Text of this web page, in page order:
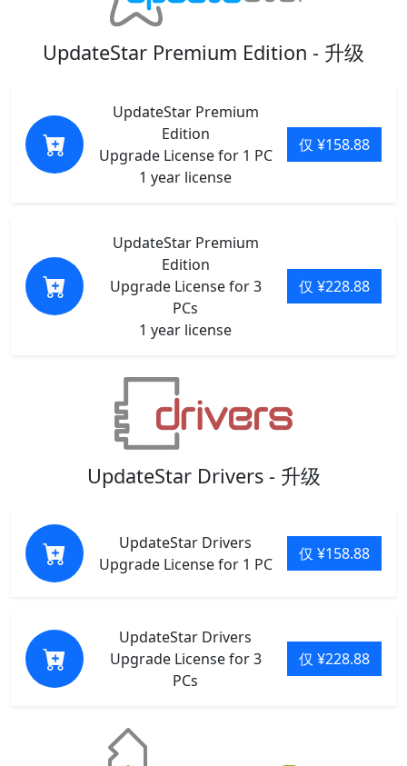
UpdateStar Premium Edition - 升级
UpdateStar Premium
Edition
Upgrade License for 1 PC
1 year license
仅 ¥158.88
UpdateStar Premium
Edition
Upgrade License for 3
PCs
1 year license
仅 ¥228.88
UpdateStar Drivers - 升级
UpdateStar Drivers
Upgrade License for 1 PC
仅 ¥158.88
UpdateStar Drivers
Upgrade License for 3
PCs
仅 ¥228.88